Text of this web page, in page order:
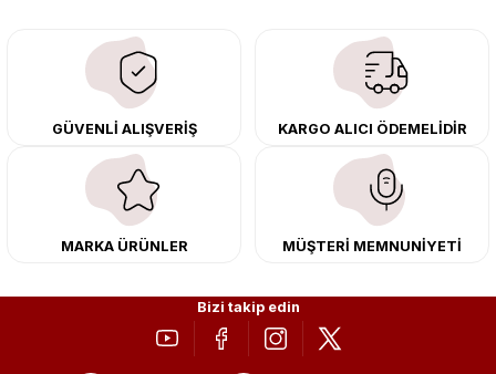
çıkma orijinal ürünler ile yenileyebilir, body kit uygulamalarıyla aracınızın
tasarımını ve aerodinamisini üst seviyeye taşıyabilirsiniz.
Tüm ürünlerimiz orijinal, dayanıklı ve uzun ömürlüdür. İstanbul’daki montaj
merkezimizde profesyonel montaj yapıyor, Türkiye’nin her yerine güvenli
kargo ile teslimat gerçekleştiriyoruz. Aracınıza değer katmak için doğru
adres: Egzoz Sepeti.
GÜVENLİ ALIŞVERİŞ KARGO ALICI ÖDEMELİDİR
MARKA ÜRÜNLER MÜŞTERİ MEMNUNİYETİ
Bizi takip edin